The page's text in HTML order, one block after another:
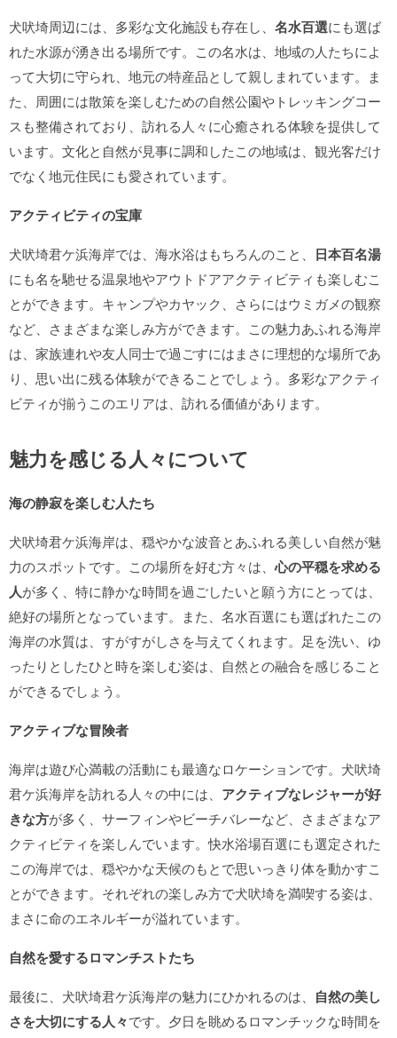
犬吠埼周辺には、多彩な文化施設も存在し、 名水百選にも選ば
れた水源が湧き出る場所です。この名水は、地域の人たちによ
って大切に守られ、地元の特産品として親しまれています。ま
た、周囲には散策を楽しむための自然公園やトレッキングコー
スも整備されており、訪れる人々に心癒される体験を提供して
います。文化と自然が見事に調和したこの地域は、観光客だけ
でなく地元住民にも愛されています。
アクティビティの宝庫
犬吠埼君ケ浜海岸では、海水浴はもちろんのこと、 日本百名湯
にも名を馳せる温泉地やアウトドアアクティビティも楽しむこ
とができます。キャンプやカヤック、さらにはウミガメの観察
など、さまざまな楽しみ方ができます。この魅力あふれる海岸
は、家族連れや友人同士で過ごすにはまさに理想的な場所であ
り、思い出に残る体験ができることでしょう。多彩なアクティ
ビティが揃うこのエリアは、訪れる価値があります。
魅力を感じる人々について
海の静寂を楽しむ人たち
犬吠埼君ケ浜海岸は、穏やかな波音とあふれる美しい自然が魅
力のスポットです。この場所を好む方々は、心の平穏を求める
人が多く、特に静かな時間を過ごしたいと願う方にとっては、
絶好の場所となっています。また、名水百選にも選ばれたこの
海岸の水質は、すがすがしさを与えてくれます。足を洗い、ゆ
ったりとしたひと時を楽しむ姿は、自然との融合を感じること
ができるでしょう。
アクティブな冒険者
海岸は遊び心満載の活動にも最適なロケーションです。犬吠埼
君ケ浜海岸を訪れる人々の中には、 アクティブなレジャーが好
きな方が多く、サーフィンやビーチバレーなど、さまざまなア
クティビティを楽しんでいます。快水浴場百選にも選定された
この海岸では、穏やかな天候のもとで思いっきり体を動かすこ
とができます。それぞれの楽しみ方で犬吠埼を満喫する姿は、
まさに命のエネルギーが溢れています。
自然を愛するロマンチストたち
最後に、犬吠埼君ケ浜海岸の魅力にひかれるのは、 自然の美し
さを大切にする人々です。夕日を眺めるロマンチックな時間を